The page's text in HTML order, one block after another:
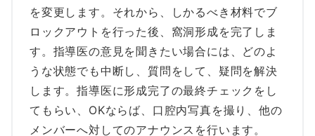
を変更します。それから、しかるべき材料でブ
ロックアウトを行った後、窩洞形成を完了しま
す。指導医の意見を聞きたい場合には、どのよ
うな状態でも中断し、質問をして、疑問を解決
します。指導医に形成完了の最終チェックをし
てもらい、OKならば、口腔内写真を撮り、他の
メンバーへ対してのアナウンスを行います。